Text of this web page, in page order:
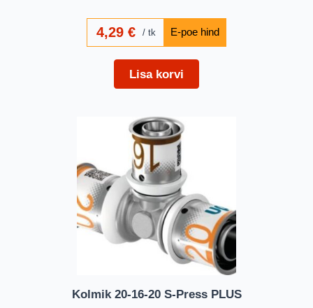
4,29€ tk
Lisa korvi
Kolmik 20-16-20 S-Press PLUS